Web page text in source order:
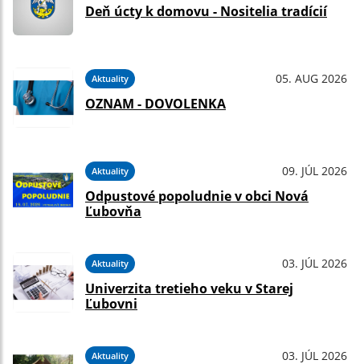
Deň úcty k domovu - Nositelia tradícií
Aktuality 05. AUG 2026
OZNAM - DOVOLENKA
Aktuality 09. JÚL 2026
Odpustové popoludnie v obci Nová
Ľubovňa
Aktuality 03. JÚL 2026
Univerzita tretieho veku v Starej
Ľubovni
Aktuality 03. JÚL 2026